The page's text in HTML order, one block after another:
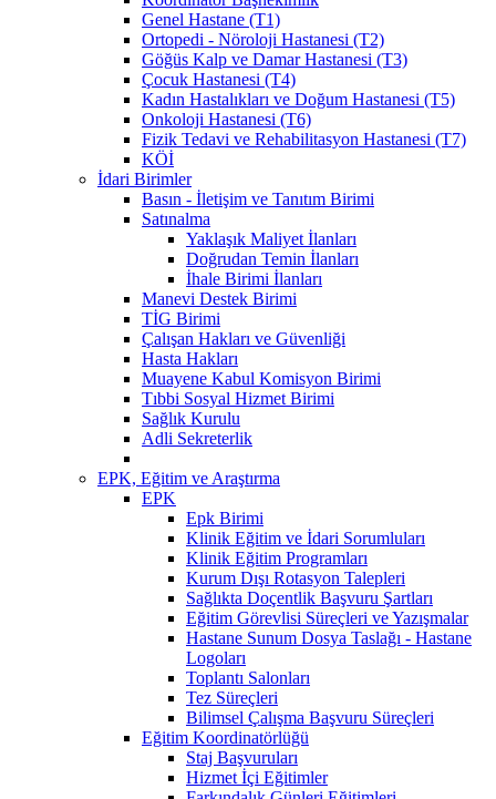
Genel Hastane (T1)
Ortopedi - Nöroloji Hastanesi (T2)
Göğüs Kalp ve Damar Hastanesi (T3)
Çocuk Hastanesi (T4)
Kadın Hastalıkları ve Doğum Hastanesi (T5)
Onkoloji Hastanesi (T6)
Fizik Tedavi ve Rehabilitasyon Hastanesi (T7)
KÖİ
İdari Birimler
Basın - İletişim ve Tanıtım Birimi
Satınalma
Yaklaşık Maliyet İlanları
Doğrudan Temin İlanları
İhale Birimi İlanları
Manevi Destek Birimi
TİG Birimi
Çalışan Hakları ve Güvenliği
Hasta Hakları
Muayene Kabul Komisyon Birimi
Tıbbi Sosyal Hizmet Birimi
Sağlık Kurulu
Adli Sekreterlik
EPK, Eğitim ve Araştırma
EPK
Epk Birimi
Klinik Eğitim ve İdari Sorumluları
Klinik Eğitim Programları
Kurum Dışı Rotasyon Talepleri
Sağlıkta Doçentlik Başvuru Şartları
Eğitim Görevlisi Süreçleri ve Yazışmalar
Hastane Sunum Dosya Taslağı - Hastane
Logoları
Toplantı Salonları
Tez Süreçleri
Bilimsel Çalışma Başvuru Süreçleri
Eğitim Koordinatörlüğü
Staj Başvuruları
Hizmet İçi Eğitimler